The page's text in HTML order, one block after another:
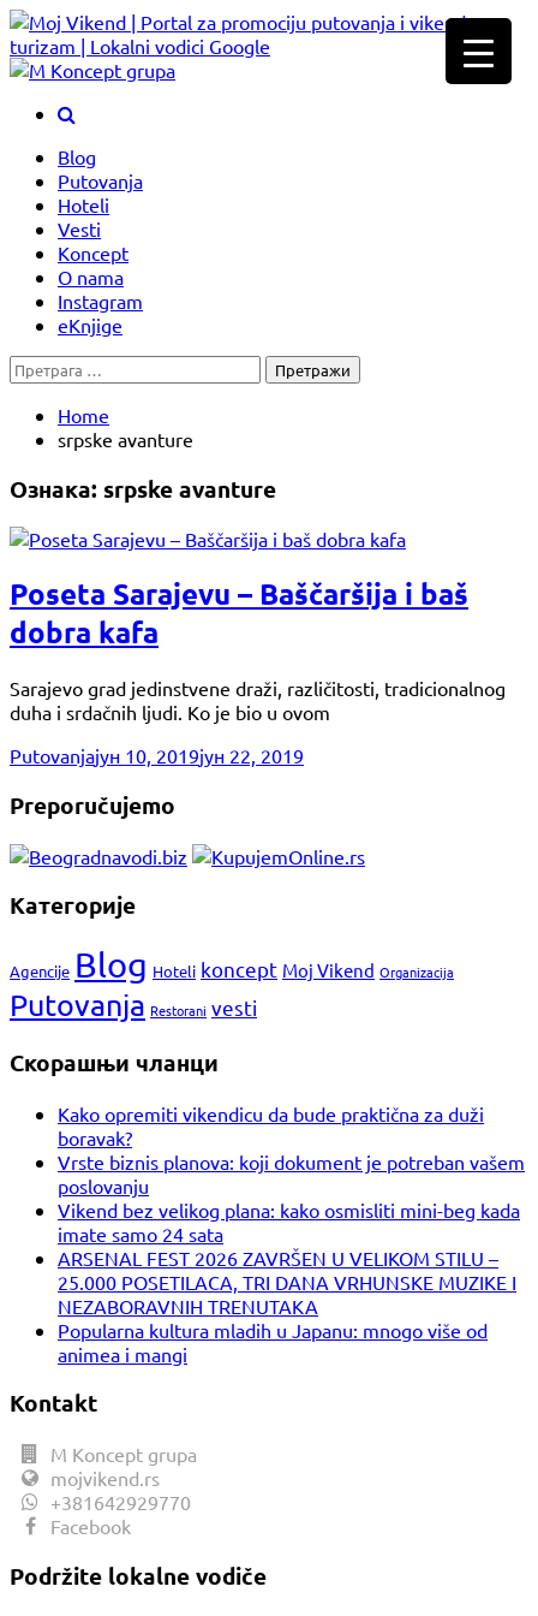
Skip
to
content
Blog
Putovanja
Hoteli
Vesti
Koncept
O nama
Instagram
eKnjige
Претрага
за:
Home
srpske avanture
Ознака: srpske avanture
Poseta Sarajevu – Baščaršija i baš
dobra kafa
Sarajevo grad jedinstvene draži, različitosti, tradicionalnog
duha i srdačnih ljudi. Ko je bio u ovom
Putovanjaјун 10, 2019јун 22, 2019
Preporučujemo
Категорије
Agencije Blog Hoteli koncept Moj Vikend Organizacija
Putovanja Restorani vesti
Скорашњи чланци
Kako opremiti vikendicu da bude praktična za duži
boravak?
Vrste biznis planova: koji dokument je potreban vašem
poslovanju
Vikend bez velikog plana: kako osmisliti mini-beg kada
imate samo 24 sata
ARSENAL FEST 2026 ZAVRŠEN U VELIKOM STILU –
25.000 POSETILACA, TRI DANA VRHUNSKE MUZIKE I
NEZABORAVNIH TRENUTAKA
Popularna kultura mladih u Japanu: mnogo više od
animea i mangi
Kontakt
M Koncept grupa
mojvikend.rs
+381642929770
Facebook
Podržite lokalne vodiče